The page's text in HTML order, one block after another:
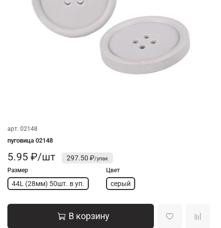
арт. 02148
пуговица 02148
5.95 ₽/шт 297.50 ₽
Размер
44L (28мм) 50шт. в уп.
Цвет
серый
В корзину